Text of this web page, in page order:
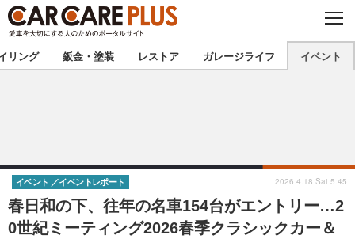
C
O
S
E
★カーケアプラス認定★ 厳選プロショップを地域から探す
甲信越 北陸
東海 関西
リング 鈑金・塗装 レストア ガレージライフ イベント
春日和の下、往年の名車154台がエントリー…2
0世紀ミーティング2026春季クラシックカー＆
イベント イベントレポート 2026.4.18 Sat 5:45